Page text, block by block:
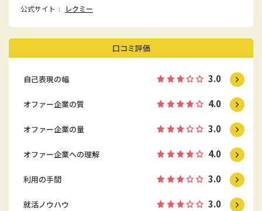
公式サイト レクミー
口コミ評価
自己表現の幅 3.0
オファー企業の質 4.0
オファー企業の量 3.0
オファー企業への理解 4.0
利用の手間 3.0
就活ノウハウ 3.0